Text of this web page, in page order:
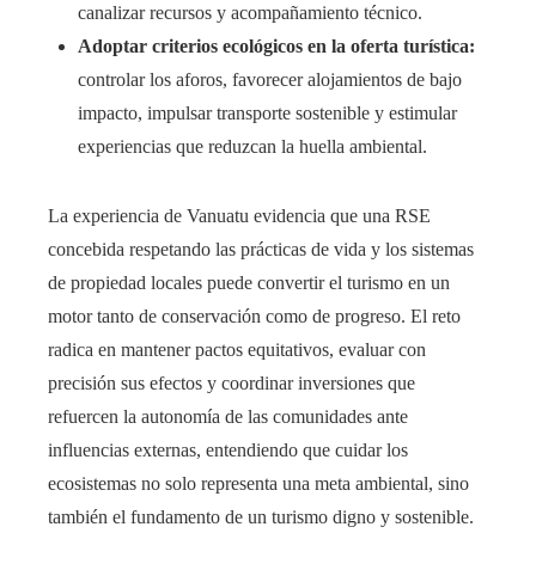
canalizar recursos y acompañamiento técnico.
Adoptar criterios ecológicos en la oferta turística:
controlar los aforos, favorecer alojamientos de bajo
impacto, impulsar transporte sostenible y estimular
experiencias que reduzcan la huella ambiental.
La experiencia de Vanuatu evidencia que una RSE
concebida respetando las prácticas de vida y los sistemas
de propiedad locales puede convertir el turismo en un
motor tanto de conservación como de progreso. El reto
radica en mantener pactos equitativos, evaluar con
precisión sus efectos y coordinar inversiones que
refuercen la autonomía de las comunidades ante
influencias externas, entendiendo que cuidar los
ecosistemas no solo representa una meta ambiental, sino
también el fundamento de un turismo digno y sostenible.